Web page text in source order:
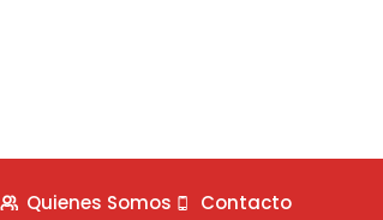
Quienes Somos Contacto